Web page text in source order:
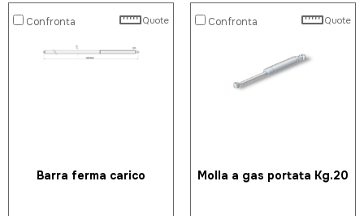
Confronta Quote
Barra ferma carico
Confronta Quote
Molla a gas portata Kg.20